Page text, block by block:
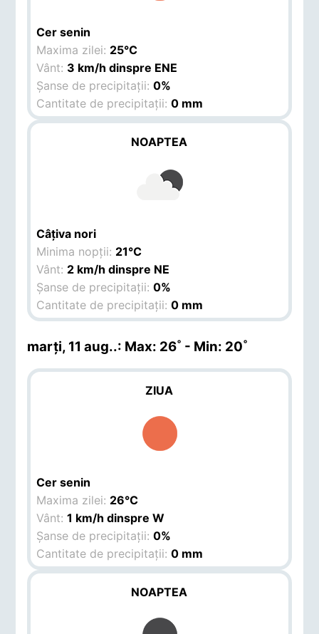
Cer senin
Maxima zilei: 25°C
Vânt: 3 km/h dinspre ENE
Șanse de precipitații:0%
Cantitate de precipitații:0 mm
NOAPTEA
Câțiva nori
Minima nopții: 21°C
Vânt: 2 km/h dinspre NE
Șanse de precipitații:0%
Cantitate de precipitații:0 mm
marți, 11 aug..: Max: 26˚ - Min: 20˚
ZIUA
Cer senin
Maxima zilei: 26°C
Vânt:1 km/h dinspre W
Șanse de precipitații:0%
Cantitate de precipitații:0 mm
NOAPTEA